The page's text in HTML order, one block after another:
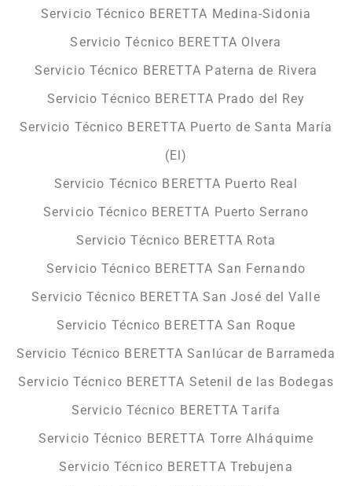
Servicio Técnico BERETTA Medina-Sidonia
Servicio Técnico BERETTA Olvera
Servicio Técnico BERETTA Paterna de Rivera
Servicio Técnico BERETTA Prado del Rey
Servicio Técnico BERETTA Puerto de Santa María
(El)
Servicio Técnico BERETTA Puerto Real
Servicio Técnico BERETTA Puerto Serrano
Servicio Técnico BERETTA Rota
Servicio Técnico BERETTA San Fernando
Servicio Técnico BERETTA San José del Valle
Servicio Técnico BERETTA San Roque
Servicio Técnico BERETTA Sanlúcar de Barrameda
Servicio Técnico BERETTA Setenil de las Bodegas
Servicio Técnico BERETTA Tarifa
Servicio Técnico BERETTA Torre Alháquime
Servicio Técnico BERETTA Trebujena